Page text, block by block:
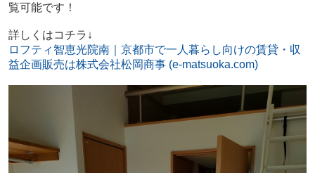
覧可能です！
詳しくはコチラ↓
ロフティ智恵光院南｜京都市で一人暮らし向けの賃貸・収
益企画販売は株式会社松岡商事 (e-matsuoka.com)